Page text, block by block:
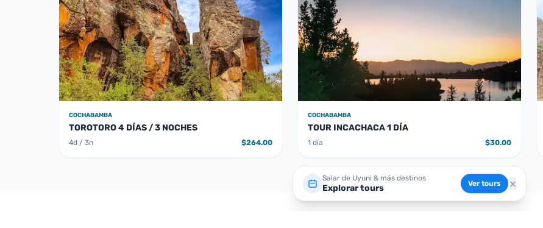
COCHABAMBA
TOROTORO 4 DÍAS / 3 NOCHES
4d / 3n $264.00
COCHABAMBA
TOUR INCACHACA 1 DÍA
1 día $30.00
Salar de Uyuni & más destinos
Explorar tours Ver tours ×